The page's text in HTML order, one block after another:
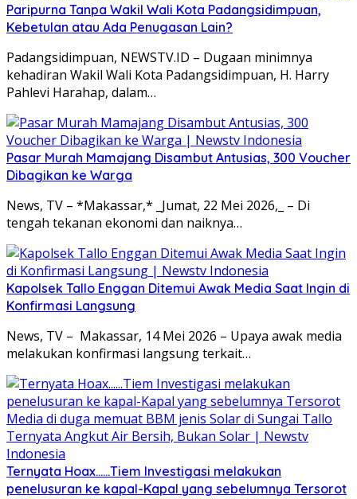
Paripurna Tanpa Wakil Wali Kota Padangsidimpuan,
Kebetulan atau Ada Penugasan Lain?
Padangsidimpuan, NEWSTV.ID – Dugaan minimnya
kehadiran Wakil Wali Kota Padangsidimpuan, H. Harry
Pahlevi Harahap, dalam…
Pasar Murah Mamajang Disambut Antusias, 300 Voucher
Dibagikan ke Warga
News, TV – *Makassar,* _Jumat, 22 Mei 2026,_ – Di
tengah tekanan ekonomi dan naiknya…
Kapolsek Tallo Enggan Ditemui Awak Media Saat Ingin di
Konfirmasi Langsung
News, TV – Makassar, 14 Mei 2026 – Upaya awak media
melakukan konfirmasi langsung terkait…
Ternyata Hoax……Tiem Investigasi melakukan
penelusuran ke kapal-Kapal yang sebelumnya Tersorot